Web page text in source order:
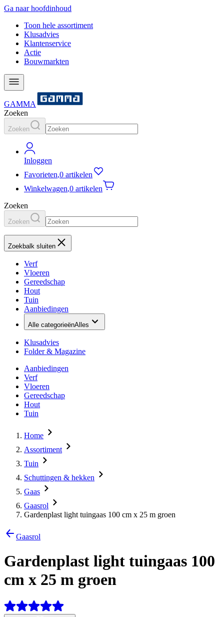
Ga naar hoofdinhoud
Toon hele assortiment
Klusadvies
Klantenservice
Actie
Bouwmarkten
GAMMA
Zoeken
Zoeken
Inloggen
Favorieten,0 artikelen
Winkelwagen,0 artikelen
Zoeken
Zoeken
Zoekbalk sluiten
Verf
Vloeren
Gereedschap
Hout
Tuin
Aanbiedingen
Alle categorieënAlles
Klusadvies
Folder & Magazine
Aanbiedingen
Verf
Vloeren
Gereedschap
Hout
Tuin
Home
Assortiment
Tuin
Schuttingen & hekken
Gaas
Gaasrol
Gardenplast light tuingaas 100 cm x 25 m groen
Gaasrol
Gardenplast light tuingaas 100
cm x 25 m groen